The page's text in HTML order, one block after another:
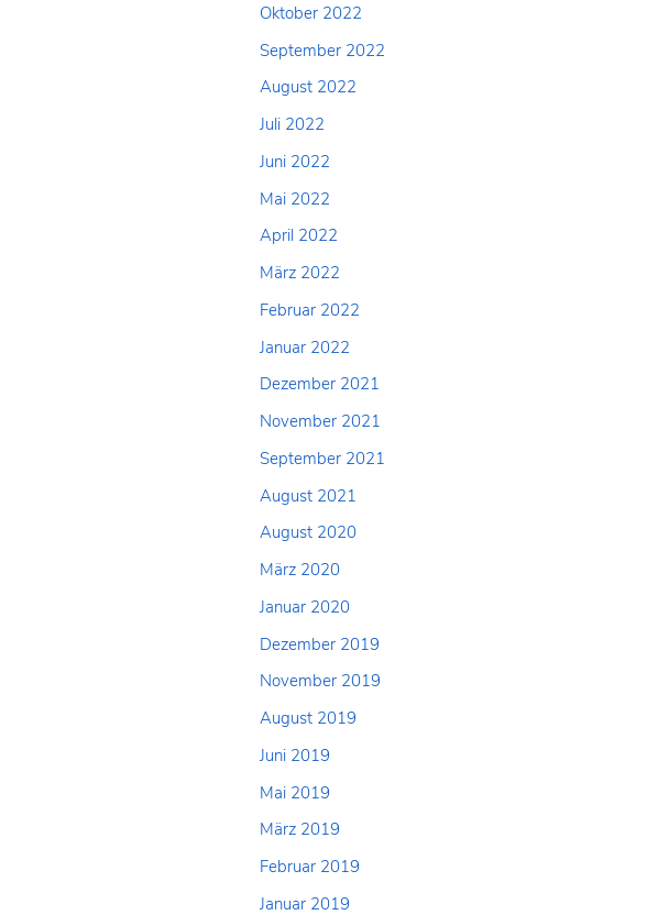
Oktober 2022
September 2022
August 2022
Juli 2022
Juni 2022
Mai 2022
April 2022
März 2022
Februar 2022
Januar 2022
Dezember 2021
November 2021
September 2021
August 2021
August 2020
März 2020
Januar 2020
Dezember 2019
November 2019
August 2019
Juni 2019
Mai 2019
März 2019
Februar 2019
Januar 2019